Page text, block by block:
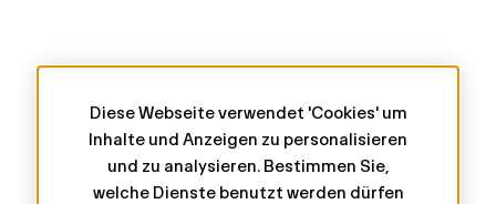
Diese Webseite verwendet 'Cookies' um
Inhalte und Anzeigen zu personalisieren
und zu analysieren. Bestimmen Sie,
welche Dienste benutzt werden dürfen